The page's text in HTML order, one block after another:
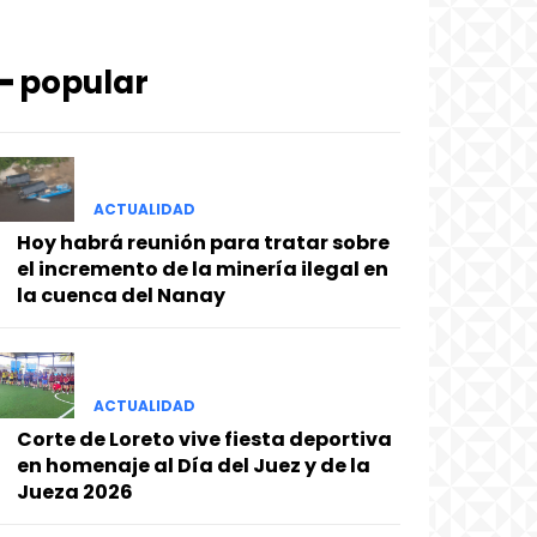
popular
ACTUALIDAD
Hoy habrá reunión para tratar sobre
el incremento de la minería ilegal en
la cuenca del Nanay
ACTUALIDAD
Corte de Loreto vive fiesta deportiva
en homenaje al Día del Juez y de la
Jueza 2026